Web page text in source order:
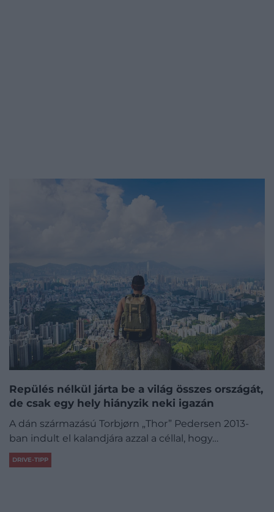
Repülés nélkül járta be a világ összes országát,
de csak egy hely hiányzik neki igazán
A dán származású Torbjørn „Thor” Pedersen 2013-
ban indult el kalandjára azzal a céllal, hogy…
DRIVE-TIPP